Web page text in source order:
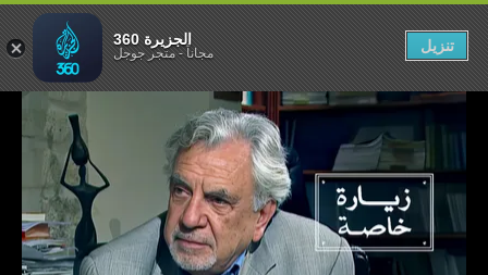
أحداث عربية
الجزيرة 360
مجاناً-متجر جوجل تنزيل